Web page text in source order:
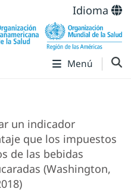
Idioma
Menú
un indicador
que los impuestos
de las bebidas
(Washington,